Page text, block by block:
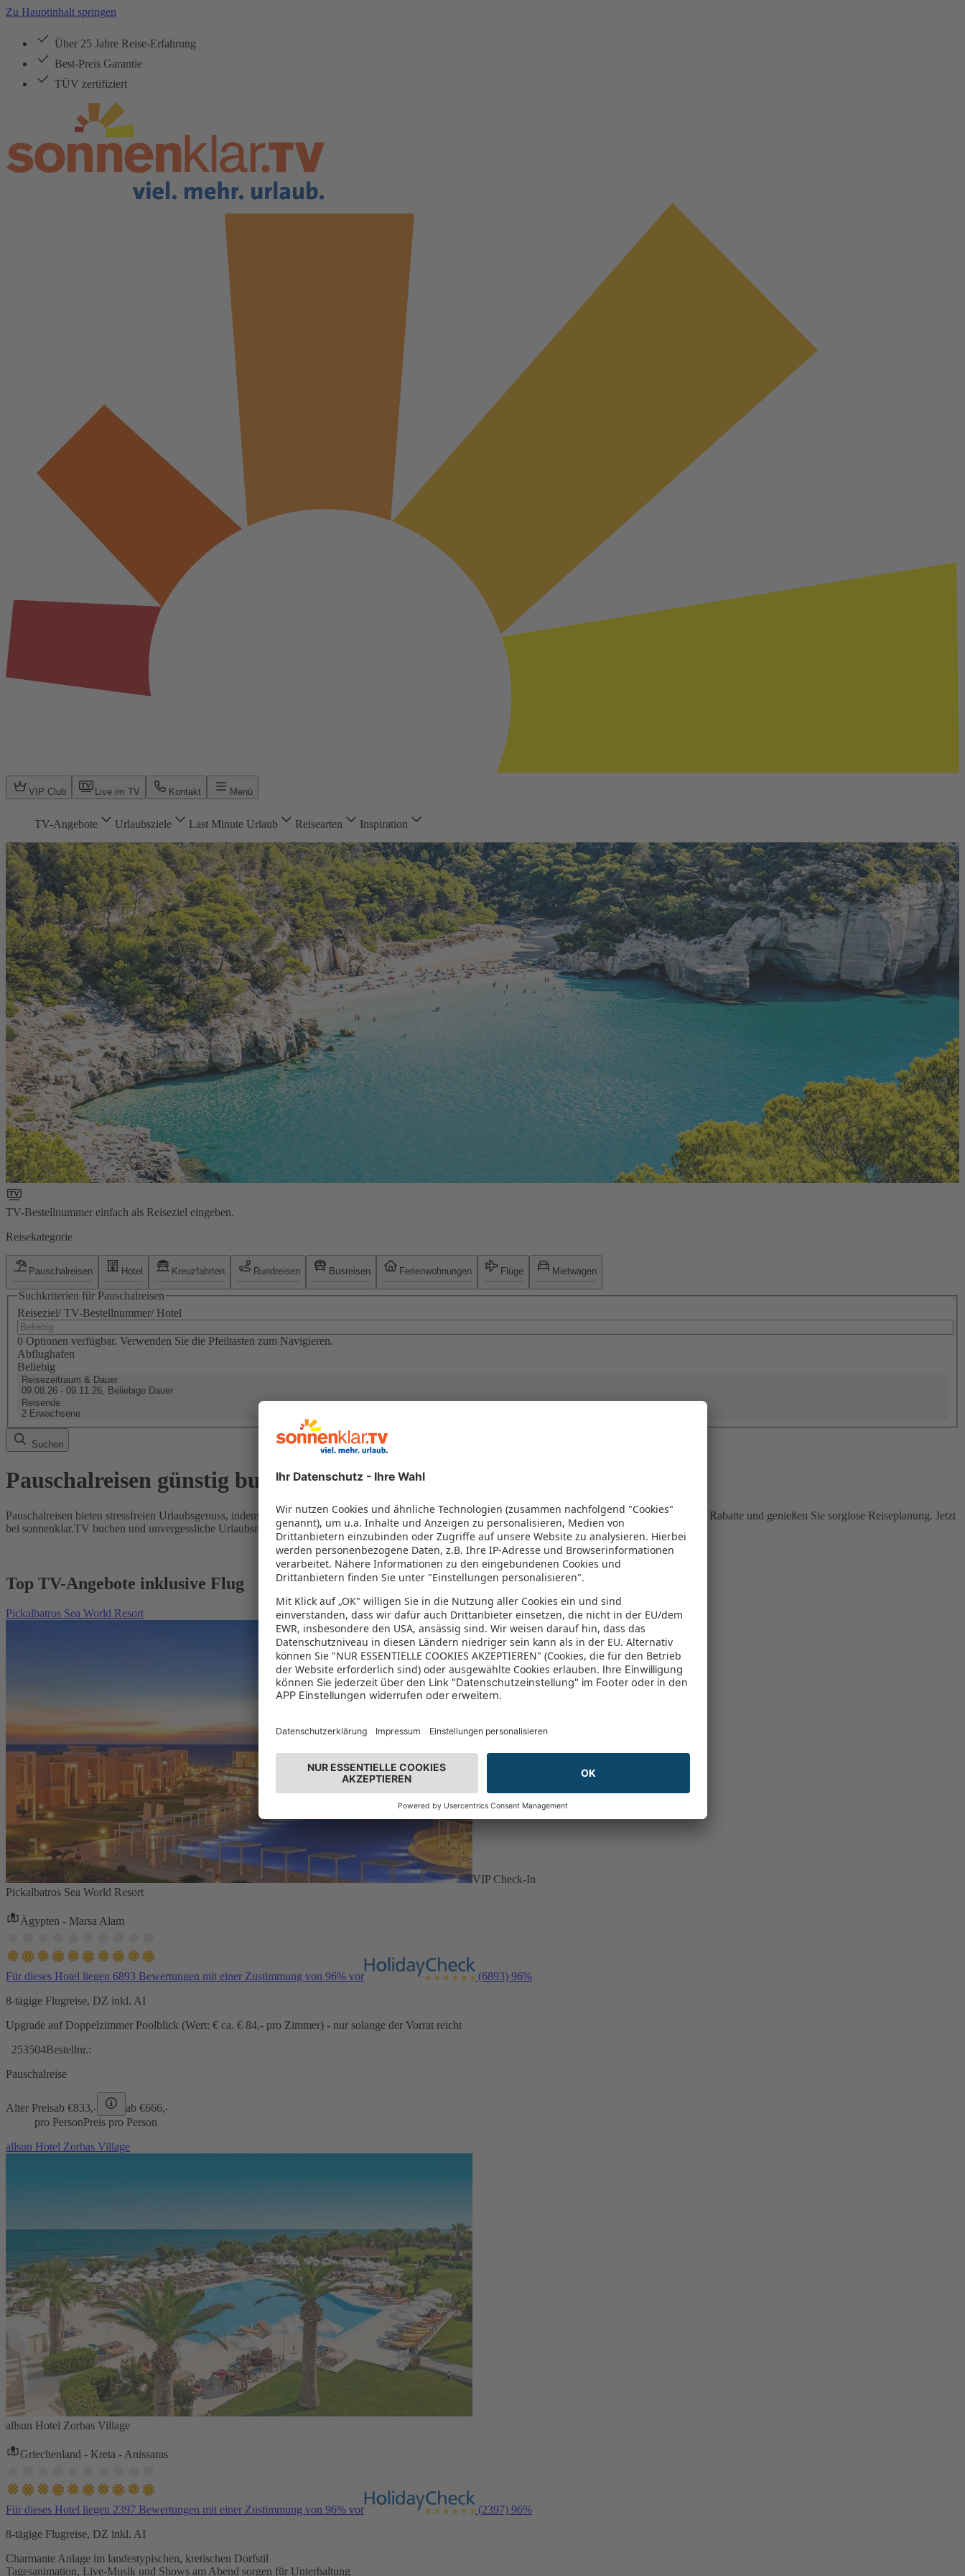
Zu Hauptinhalt springen
Über 25 Jahre Reise-Erfahrung
Best-Preis Garantie
TÜV zertifiziert
VIP Club Live im TV Kontakt Menü
TV-Angebote Urlaubsziele Last Minute Urlaub Reisearten Inspiration
TV-Bestellnummer einfach als Reiseziel eingeben.
Reisekategorie
Pauschalreisen Hotel Kreuzfahrten Rundreisen Busreisen Ferienwohnungen Flüge Mietwagen
Suchkriterien für Pauschalreisen
Reiseziel/ TV-Bestellnummer/ Hotel
0 Optionen verfügbar. Verwenden Sie die Pfeiltasten zum Navigieren.
Abflughafen
Beliebig
Reisezeitraum & Dauer
09.08.26 - 09.11.26, Beliebige Dauer
Reisende
2 Erwachsene
Suchen
Pauschalreisen günstig buchen
Pauschalreisen bieten stressfreien Urlaubsgenuss, indem Flug und Hotel in einem Paket kombiniert werden – das spart Zeit und Geld. Nutzen Sie attraktive Rabatte und genießen Sie sorglose Reiseplanung. Jetzt
bei sonnenklar.TV buchen und unvergessliche Urlaubsmomente erleben!
Top TV-Angebote inklusive Flug
Pickalbatros Sea World Resort
VIP Check-In
Pickalbatros Sea World Resort
Ägypten - Marsa Alam
Für dieses Hotel liegen 6893 Bewertungen mit einer Zustimmung von 96% vor (6893) 96%
8-tägige Flugreise, DZ inkl. AI
Upgrade auf Doppelzimmer Poolblick (Wert: € ca. € 84,- pro Zimmer) - nur solange der Vorrat reicht
253504Bestellnr.:
Pauschalreise
Alter Preisab €833,- ab €666,-
pro PersonPreis pro Person
allsun Hotel Zorbas Village
allsun Hotel Zorbas Village
Griechenland - Kreta - Anissaras
Für dieses Hotel liegen 2397 Bewertungen mit einer Zustimmung von 96% vor (2397) 96%
8-tägige Flugreise, DZ inkl. AI
Charmante Anlage im landestypischen, kretischen Dorfstil
Tagesanimation, Live-Musik und Shows am Abend sorgen für Unterhaltung